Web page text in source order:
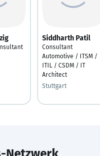
Siddharth Patil
Consultant
Automotive / ITSM /
ITIL / CSDM / IT
Architect
Stuttgart